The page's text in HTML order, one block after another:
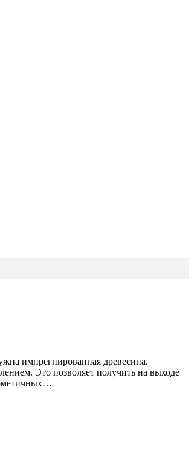
импрегнированная древесина.
Это позволяет получить на выходе